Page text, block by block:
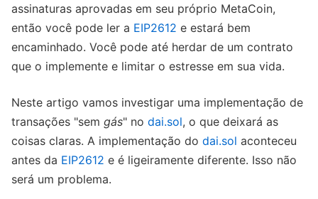
assinaturas aprovadas em seu próprio MetaCoin,
então você pode ler a EIP2612 e estará bem
encaminhado. Você pode até herdar de um contrato
que o implemente e limitar o estresse em sua vida.
Neste artigo vamos investigar uma implementação de
transações "sem gás" no dai.sol, o que deixará as
coisas claras. A implementação do dai.sol aconteceu
antes da EIP2612 e é ligeiramente diferente. Isso não
será um problema.